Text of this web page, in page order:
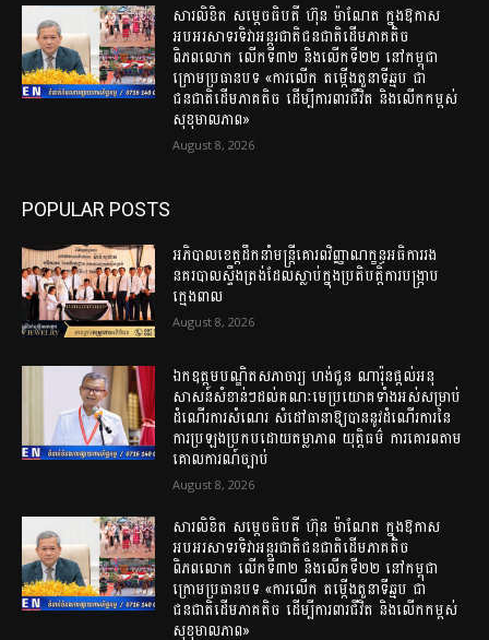
សារលិខិត សម្តេចធិបតី ហ៊ុន ម៉ាណែត ក្នុងឱកាស
អបអរសាទរទិវាអន្តរជាតិជនជាតិដើមភាគតិច
ពិភពលោក លើកទី៣២ និងលើកទី២២ នៅកម្ពុជា
ក្រោមប្រធានបទ «ការលើក តម្កើងតួនាទីឆ្មប ជា
ជនជាតិដើមភាគតិច ដើម្បីការពារជីវិត និងលើកកម្ពស់
សុខុមាលភាព»
August 8, 2026
POPULAR POSTS
អភិបាលខេត្តដឹកនាំមន្ត្រីគោរពវិញ្ញាណក្ខន្ធអធិការរង
នគរបាលស្ទឹងត្រង់ដែលស្លាប់ក្នុងប្រតិបត្តិការបង្ក្រាប
ក្មេងពាល
August 8, 2026
ឯកឧត្តមបណ្ឌិតសភាចារ្យ ហង់ជួន ណារ៉ុនផ្ដល់អនុ
សាសន៍សំខាន់ៗដល់គណៈមេប្រយោគទាំងអស់សម្រាប់
ដំណើរការសំណេរ សំដៅធានាឱ្យបាននូវដំណើរការនៃ
ការប្រឡងប្រកបដោយតម្លាភាព យុត្តិធម៌ ការគោរពតាម
គោលការណ៍ច្បាប់
August 8, 2026
សារលិខិត សម្តេចធិបតី ហ៊ុន ម៉ាណែត ក្នុងឱកាស
អបអរសាទរទិវាអន្តរជាតិជនជាតិដើមភាគតិច
ពិភពលោក លើកទី៣២ និងលើកទី២២ នៅកម្ពុជា
ក្រោមប្រធានបទ «ការលើក តម្កើងតួនាទីឆ្មប ជា
ជនជាតិដើមភាគតិច ដើម្បីការពារជីវិត និងលើកកម្ពស់
សុខុមាលភាព»